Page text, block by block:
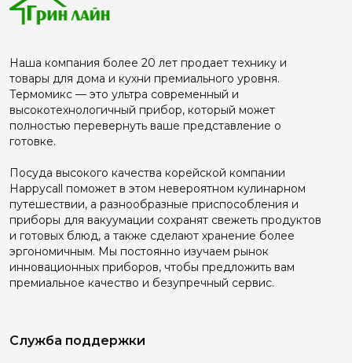
Наша компания более 20 лет продает технику и
товары для дома и кухни премиального уровня.
Термомикс — это ультра современный и
высокотехнологичный прибор, который может
полностью перевернуть ваше представление о
готовке.
Посуда высокого качества корейской компании
Happyсall поможет в этом невероятном кулинарном
путешествии, а разнообразные приспособления и
приборы для вакуумации сохранят свежеть продуктов
и готовых блюд, а также сделают хранение более
эргономичным. Мы постоянно изучаем рынок
инновационных приборов, чтобы предложить вам
премиальное качество и безупречный сервис.
Служба поддержки